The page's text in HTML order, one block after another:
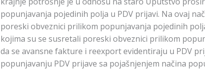
popunjavanja pojedinih polja u PDV prijavi. Na ovaj
poreski obveznici prilikom popunjavanja pojedinih
kojima su se susretali poreski obveznici prilikom
da se avansne fakture i reexport evidentiraju u PDV
popunjavanju PDV prijave sa pojašnjenjem načina